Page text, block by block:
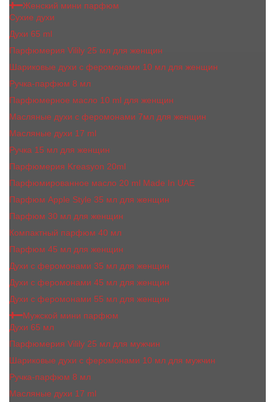
Женский мини парфюм
Сухие духи
Духи 65 ml
Парфюмерия Vilily 25 мл для женщин
Шариковые духи с феромонами 10 мл для женщин
Ручка-парфюм 8 мл
Парфюмерное масло 10 ml для женщин
Масляные духи c феромонами 7мл для женщин
Масляные духи 17 ml
Ручка 15 мл для женщин
Парфюмерия Kreasyon 20ml
Парфюмированное масло 20 ml Made In UAE
Парфюм Apple Style 35 мл для женщин
Парфюм 30 мл для женщин
Компактный парфюм 40 мл
Парфюм 45 мл для женщин
Духи с феромонами 35 мл для женщин
Духи с феромонами 45 мл для женщин
Духи с феромонами 55 мл для женщин
Мужской мини парфюм
Духи 65 мл
Парфюмерия Vilily 25 мл для мужчин
Шариковые духи с феромонами 10 мл для мужчин
Ручка-парфюм 8 мл
Масляные духи 17 ml